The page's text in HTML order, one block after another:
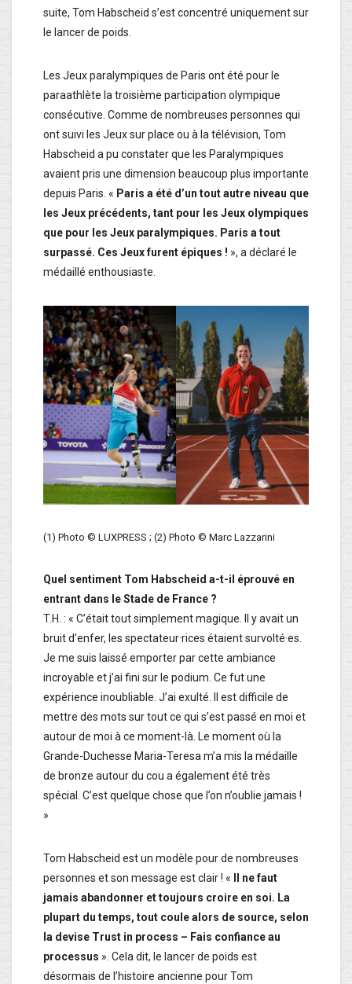
suite, Tom Habscheid s’est concentré uniquement sur
le lancer de poids.
Les Jeux paralympiques de Paris ont été pour le
paraathlète la troisième participation olympique
consécutive. Comme de nombreuses personnes qui
ont suivi les Jeux sur place ou à la télévision, Tom
Habscheid a pu constater que les Paralympiques
avaient pris une dimension beaucoup plus importante
depuis Paris. « Paris a été d’un tout autre niveau que
les Jeux précédents, tant pour les Jeux olympiques
que pour les Jeux paralympiques. Paris a tout
surpassé. Ces Jeux furent épiques ! », a déclaré le
médaillé enthousiaste.
(1) Photo © LUXPRESS ; (2) Photo © Marc Lazzarini
Quel sentiment Tom Habscheid a-t-il éprouvé en
entrant dans le Stade de France ?
T.H. : « C’était tout simplement magique. Il y avait un
bruit d’enfer, les spectateur·rices étaient survolté·es.
Je me suis laissé emporter par cette ambiance
incroyable et j’ai fini sur le podium. Ce fut une
expérience inoubliable. J’ai exulté. Il est difficile de
mettre des mots sur tout ce qui s’est passé en moi et
autour de moi à ce moment-là. Le moment où la
Grande-Duchesse Maria-Teresa m’a mis la médaille
de bronze autour du cou a également été très
spécial. C’est quelque chose que l’on n’oublie jamais !
»
Tom Habscheid est un modèle pour de nombreuses
personnes et son message est clair ! «
Il ne faut
jamais abandonner et toujours croire en soi. La
plupart du temps, tout coule alors de source, selon
la devise Trust in process – Fais confiance au
processus ». Cela dit, le lancer de poids est
désormais de l’histoire ancienne pour Tom